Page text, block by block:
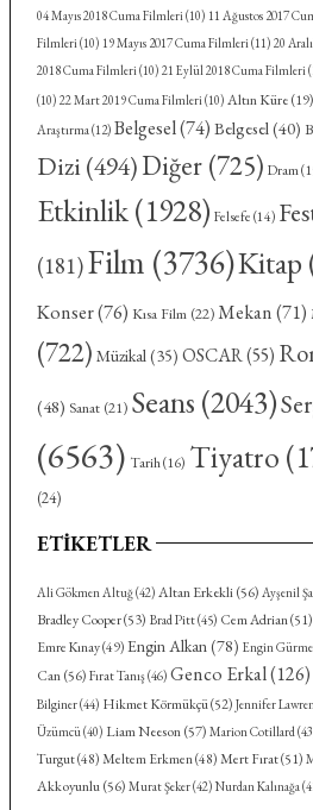
04 Mayıs 2018 Cuma Filmleri (10) 11 Ağustos 2017
Filmleri (10) 19 Mayıs 2017 Cuma Filmleri (11) 20
2018 Cuma Filmleri (10) 21 Eylül 2018 Cuma Filmleri
(10) 22 Mart 2019 Cuma Filmleri (10) Altın Küre(19)
Araştırma (12) Belgesel(74) Belgesel (40)
Dizi(494)Diğer(725) Dram
Etkinlik(1928) Felsefe (14)
(181)Film (3736)Kitap
Konser(76) Kısa Film(22) Mekan(71)
(722) Müzikal(35) OSCAR(55)
(48) Sanat(21) Seans (2043)
(6563) Tarih(16) Tiyatro
(24)
ETIKETLER
Ali Gökmen Altuğ(42) Altan Erkekli(56) Ayşenil
Bradley Cooper(53) Brad Pitt(45) Cem Adrian(51)
Emre Kınay(49) Engin Alkan(78) Engin
Can(56) Fırat Tanış(46) Genco Erkal(126)
Bilginer(44) Hikmet Körmükçü(52) Jennifer
Üzümcü (40) Liam Neeson(57) Marion Cotillard
Turgut(48) Meltem Erkmen (48) Mert Fırat(51)
Akkoyunlu(56) Murat Şeker(42) Nurdan Kalınağa